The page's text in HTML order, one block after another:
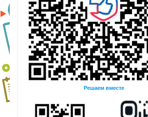
Решаем вместе